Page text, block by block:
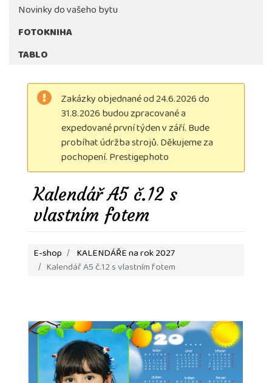
Novinky do vašeho bytu
FOTOKNIHA
TABLO
Zakázky objednané od 24.6.2026 do
31.8.2026 budou zpracované a
expedované první týden v září. Bude
probíhat údržba strojů. Děkujeme za
pochopení. Prestigephoto
Kalendář A5 č.12 s
vlastním fotem
E-shop KALENDÁŘE na rok 2027
Kalendář A5 č.12 s vlastním fotem